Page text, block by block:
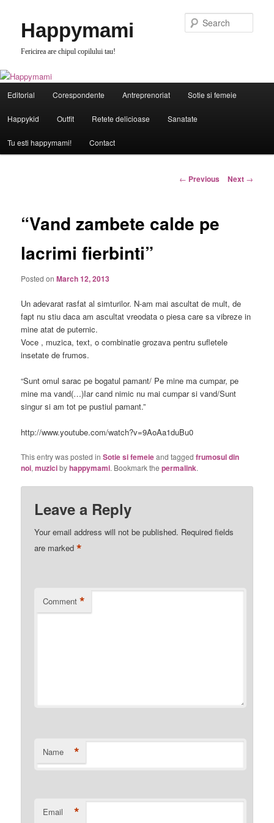
primaryHappymami
Fericirea are chipul copilului tau!
menu
Editorial Corespondente Antreprenoriat Sotie si femeie
Happykid Outfit Retete delicioase Sanatate
Tu esti happymami! Contact
Post
← Previous Next →
“Vand zambete calde pe
lacrimi fierbinti”
Posted onMarch 12, 2013
Un adevarat rasfat al simturilor. N-am mai ascultat de mult, de
fapt nu stiu daca am ascultat vreodata o piesa care sa vibreze in
mine atat de puternic.
Voce , muzica, text, o combinatie grozava pentru sufletele
insetate de frumos.
“Sunt omul sarac pe bogatul pamant/ Pe mine ma cumpar, pe
mine ma vand(…)Iar cand nimic nu mai cumpar si vand/Sunt
singur si am tot pe pustiul pamant.”
http://www.youtube.com/watch?v=9AoAa1duBu0
This entry was posted inSotie si femeieand taggedfrumosul din
noi,muzicibyhappymami. Bookmark thepermalink.
Leave a Reply
Your email address will not be published. Required fields
are marked*
Comment *
Name *
Email *